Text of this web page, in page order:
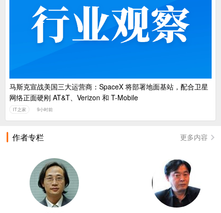
马斯克宣战美国三大运营商：SpaceX 将部署地面基站，配合卫星
网络正面硬刚 AT&T、Verizon 和 T-Mobile
IT之家 9小时前
作者专栏 更多内容